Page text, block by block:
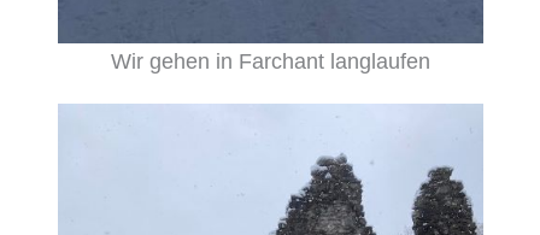
Wir gehen in Farchant langlaufen